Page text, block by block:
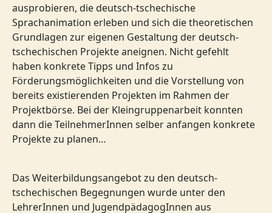
ausprobieren, die deutsch-tschechische
Sprachanimation erleben und sich die theoretischen
Grundlagen zur eigenen Gestaltung der deutsch-
tschechischen Projekte aneignen. Nicht gefehlt
haben konkrete Tipps und Infos zu
Förderungsmöglichkeiten und die Vorstellung von
bereits existierenden Projekten im Rahmen der
Projektbörse. Bei der Kleingruppenarbeit konnten
dann die TeilnehmerInnen selber anfangen konkrete
Projekte zu planen…
Das Weiterbildungsangebot zu den deutsch-
tschechischen Begegnungen wurde unter den
LehrerInnen und JugendpädagogInnen aus